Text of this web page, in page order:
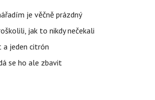
je věčně prázdný
jak to nikdy nečekali
a jeden citrón
se ho ale zbavit